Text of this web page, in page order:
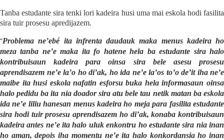
Tanba estudante sira tenki lori kadeira husi uma mai eskola hodi fasilita
sira tuir prosesu apredijazem.
“Problema ne’ebé ita infrenta daudauk maka menus kadeira ho
meza tanba ne’e maka ita fo hatene hela ba estudante sira halo
kontribuisaun kadeira para oinsa sira bele asesu prosesu
aprendisazem ne’e la’o ho di’ak, ho ida ne’e la’os to’o de’it iha ne’e
maibe ita husi eskola nafatin esforsu buka hela informasaun oinsa
halo pedidu ba ita nia doador sira atu bele tau netik matan ba eskola
ida ne’e liliu hanesan menus kadeira ho meja para fasilita estudante
sira hodi tuir prosesu aprendisazem ho di’ak, konaba kontribuisaun
kadeira antes ne’e ita halo uluk enkontru ho estudante sira nia inan
ho aman, depois iha momentu ne’e ita halo konkordansia ho inan